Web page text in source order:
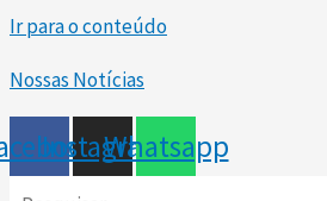
Ir para o conteúdo
Nossas Notícias
InstagramWhatsapp